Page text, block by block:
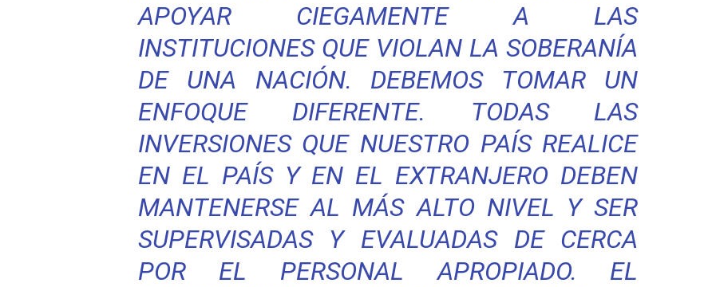
APOYAR CIEGAMENTE A LAS
INSTITUCIONES QUE VIOLAN LA SOBERANÍA
DE UNA NACIÓN. DEBEMOS TOMAR UN
ENFOQUE DIFERENTE. TODAS LAS
INVERSIONES QUE NUESTRO PAÍS REALICE
EN EL PAÍS Y EN EL EXTRANJERO DEBEN
MANTENERSE AL MÁS ALTO NIVEL Y SER
SUPERVISADAS Y EVALUADAS DE CERCA
POR EL PERSONAL APROPIADO. EL